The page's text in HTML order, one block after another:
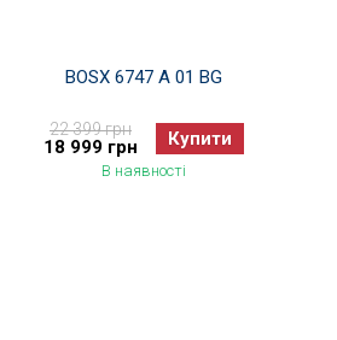
BOSX 6747 A 01 BG
22 399 грн
18 999 грн Купити
В наявності